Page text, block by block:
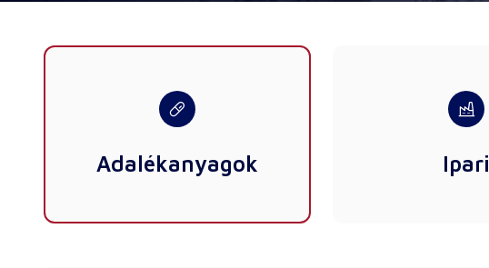
Adalékanyagok Ipari